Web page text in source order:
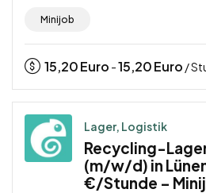
Minijob
15,20Euro -15,20Euro /
Lager, Logistik
Recycling-
(m/w/d) in
€/Stunde –